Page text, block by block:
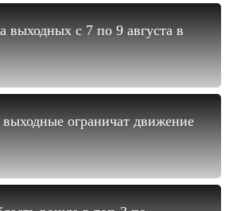
выходных с 7 по 9 августа в
ограничат движение